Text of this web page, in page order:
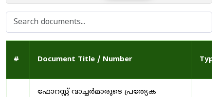
# Document Title / Number Type
ഫോറസ്റ്റ് വാച്ചർമാരുടെ പ്രത്യേക